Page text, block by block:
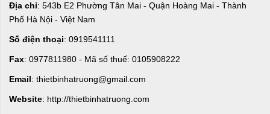
Địa chỉ: 543b E2 Phường Tân Mai - Quận Hoàng Mai - Thành
Phố Hà Nội - Việt Nam
Số điện thoại: 0919541111
Fax: 0977811980 - Mã số thuế: 0105908222
Email: thietbinhatruong@gmail.com
Website: http://thietbinhatruong.com